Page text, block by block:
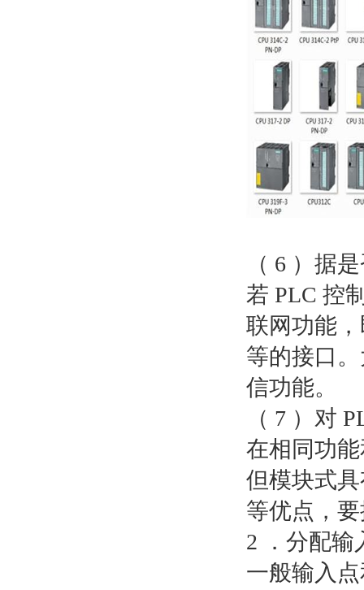
（ 6 ）据
若 PLC 控
联网功能
等的接口
信功能。
（ 7 ）对
在相同功
但模块式
等优点，
2 ．分配输
一般输入